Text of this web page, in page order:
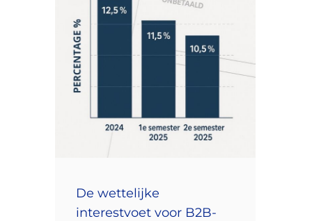
De wettelijke
interestvoet voor B2B-